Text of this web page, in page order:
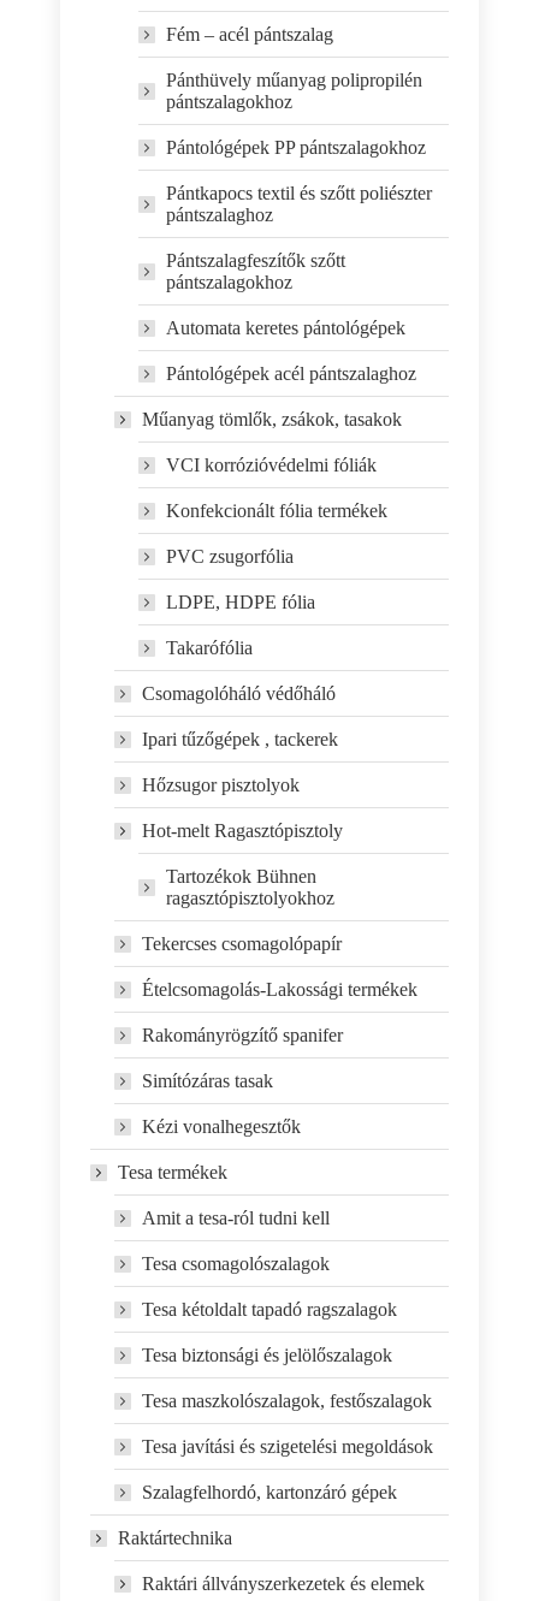
Fém – acél pántszalag
Pánthüvely műanyag polipropilén
pántszalagokhoz
Pántológépek PP pántszalagokhoz
Pántkapocs textil és szőtt poliészter
pántszalaghoz
Pántszalagfeszítők szőtt
pántszalagokhoz
Automata keretes pántológépek
Pántológépek acél pántszalaghoz
Műanyag tömlők, zsákok, tasakok
VCI korrózióvédelmi fóliák
Konfekcionált fólia termékek
PVC zsugorfólia
LDPE, HDPE fólia
Takarófólia
Csomagolóháló védőháló
Ipari tűzőgépek , tackerek
Hőzsugor pisztolyok
Hot-melt Ragasztópisztoly
Tartozékok Bühnen
ragasztópisztolyokhoz
Tekercses csomagolópapír
Ételcsomagolás-Lakossági termékek
Rakományrögzítő spanifer
Simítózáras tasak
Kézi vonalhegesztők
Tesa termékek
Amit a tesa-ról tudni kell
Tesa csomagolószalagok
Tesa kétoldalt tapadó ragszalagok
Tesa biztonsági és jelölőszalagok
Tesa maszkolószalagok, festőszalagok
Tesa javítási és szigetelési megoldások
Szalagfelhordó, kartonzáró gépek
Raktártechnika
Raktári állványszerkezetek és elemek